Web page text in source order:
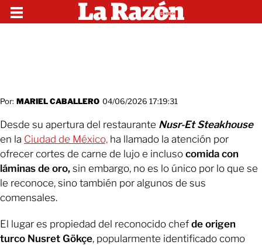
Por: MARIEL CABALLERO 04/06/2026 17:19:31
Desde su apertura del restaurante Nusr-Et Steakhouse
en la Ciudad de México, ha llamado la atención por
ofrecer cortes de carne de lujo e incluso comida con
láminas de oro, sin embargo, no es lo único por lo que se
le reconoce, sino también por algunos de sus
comensales.
El lugar es propiedad del reconocido chef de origen
turco Nusret Gökçe, popularmente identificado como